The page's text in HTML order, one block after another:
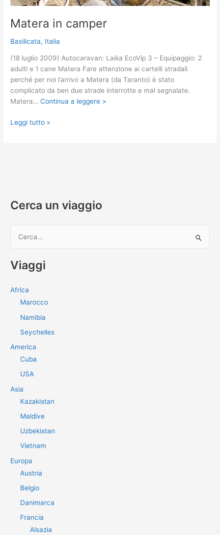
Matera in camper
Basilicata, Italia
(18 luglio 2009) Autocaravan: Laika EcoVip 3 – Equipaggio: 2
adulti e 1 cane Matera Fare attenzione ai cartelli stradali
perché per noi l’arrivo a Matera (da Taranto) è stato
complicato da ben due strade interrotte e mal segnalate.
Matera…Continua a leggere >
Matera
Leggi tutto »
Cerca un viaggio
c
Viaggi
Africa
Marocco
Namibia
Seychelles
America
Cuba
USA
Asia
Kazakistan
Maldive
Uzbekistan
Vietnam
Europa
Austria
Belgio
Danimarca
Francia
Alsazia